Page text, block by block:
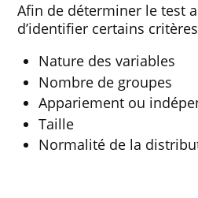
Afin de déterminer le test
d’identifier certains
Nature des variables
Nombre de groupes
Appariement ou
Taille
Normalité de la